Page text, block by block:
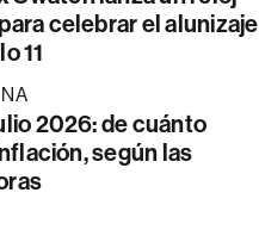
celebrar el alunizaje
11
2026: de cuánto
según las